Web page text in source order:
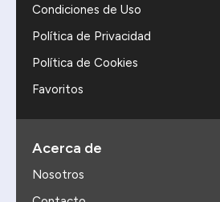
Condiciones de Uso
Política de Privacidad
Política de Cookies
Favoritos
Acerca de
Nosotros